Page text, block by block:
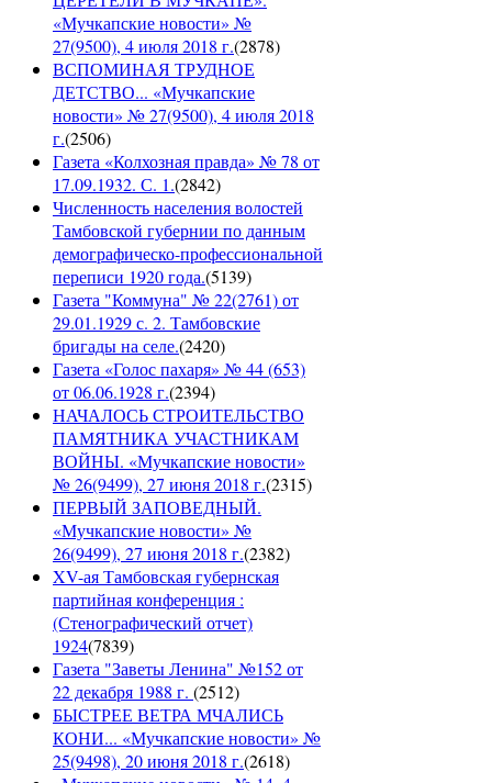
«Мучкапские новости» №
27(9500), 4 июля 2018 г.(2878)
ВСПОМИНАЯ ТРУДНОЕ
ДЕТСТВО... «Мучкапские
новости» № 27(9500), 4 июля 2018
г.(2506)
Газета «Колхозная правда» № 78 от
17.09.1932. С. 1.(2842)
Численность населения волостей
Тамбовской губернии по данным
демографическо-профессиональной
переписи 1920 года.(5139)
Газета "Коммуна" № 22(2761) от
29.01.1929 с. 2. Тамбовские
бригады на селе.(2420)
Газета «Голос пахаря» № 44 (653)
от 06.06.1928 г.(2394)
НАЧАЛОСЬ СТРОИТЕЛЬСТВО
ПАМЯТНИКА УЧАСТНИКАМ
ВОЙНЫ. «Мучкапские новости»
№ 26(9499), 27 июня 2018 г.(2315)
ПЕРВЫЙ ЗАПОВЕДНЫЙ.
«Мучкапские новости» №
26(9499), 27 июня 2018 г.(2382)
XV-ая Тамбовская губернская
партийная конференция :
(Стенографический отчет)
1924(7839)
Газета "Заветы Ленина" №152 от
22 декабря 1988 г. (2512)
БЫСТРЕЕ ВЕТРА МЧАЛИСЬ
КОНИ... «Мучкапские новости» №
25(9498), 20 июня 2018 г.(2618)